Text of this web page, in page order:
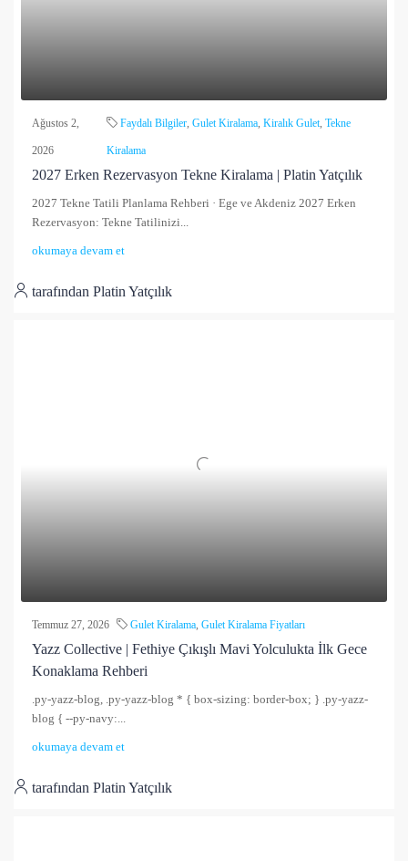
Ağustos 2,
2026
Faydalı Bilgiler,Gulet Kiralama,Kiralık Gulet,Tekne
Kiralama
2027 Erken Rezervasyon Tekne Kiralama | Platin Yatçılık
2027 Tekne Tatili Planlama Rehberi · Ege ve Akdeniz 2027 Erken
Rezervasyon: Tekne Tatilinizi...
okumaya devam et
tarafından Platin Yatçılık
Temmuz 27, 2026 Gulet Kiralama, Gulet Kiralama Fiyatları
Yazz Collective | Fethiye Çıkışlı Mavi Yolculukta İlk Gece
Konaklama Rehberi
.py-yazz-blog, .py-yazz-blog * { box-sizing: border-box; } .py-yazz-
blog { --py-navy:...
okumaya devam et
tarafından Platin Yatçılık